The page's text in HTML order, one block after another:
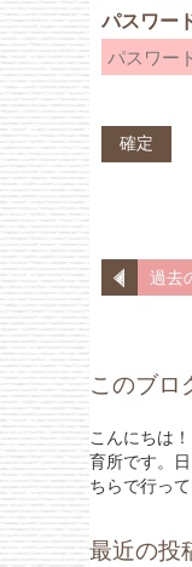
パスワー
過去
このブロ
こんにちは
育所です。
ちらで行って
最近の投